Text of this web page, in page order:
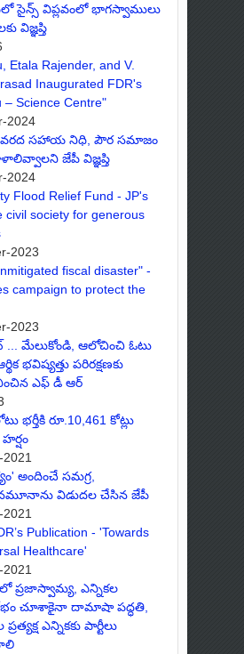
సైన్స్ విప్లవంలో భాగస్వాములు
విజ్ఞప్తి
Etala Rajender, and V.
Inaugurated FDR's
– Science Centre"
2024
వరద సహాయ నిధి, పౌర సమాజం
జేపీ విజ్ఞప్తి
2024
Flood Relief Fund - JP's
civil society for generous
2023
fiscal disaster" -
campaign to protect the
2023
... మేలుకోండి, ఆలోచించి ఓటు
భవిష్యత్తు పరిరక్షణకు
ఎఫ్ డీ ఆర్
భర్తీకి రూ.10,461 కోట్లు
అందించే సమగ్ర,
విడుదల చేసిన జేపీ
Publication - 'Towards
Healthcare'
ప్రజాస్వామ్య, ఎన్నికల
చూశాకైనా దామాషా పద్ధతి,
ఎన్నికకు పార్టీలు